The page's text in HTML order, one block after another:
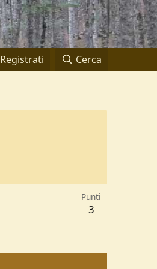
Registrati Cerca
Punti
3